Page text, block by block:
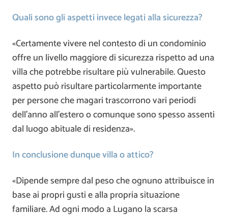
Quali sono gli aspetti invece legati alla sicurezza?
«Certamente vivere nel contesto di un condominio
offre un livello maggiore di sicurezza rispetto ad una
villa che potrebbe risultare più vulnerabile. Questo
aspetto può risultare particolarmente importante
per persone che magari trascorrono vari periodi
dell’anno all’estero o comunque sono spesso assenti
dal luogo abituale di residenza».
In conclusione dunque villa o attico?
«Dipende sempre dal peso che ognuno attribuisce in
base ai propri gusti e alla propria situazione
familiare. Ad ogni modo a Lugano la scarsa